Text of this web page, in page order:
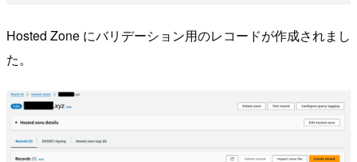
Hosted Zone にバリデーション用のレコードが作成されまし
た。